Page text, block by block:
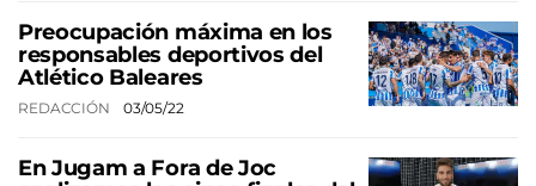
Preocupación máxima en los
responsables deportivos del
Atlético Baleares
REDACCIÓN 03/05/22
En Jugam a Fora de Joc